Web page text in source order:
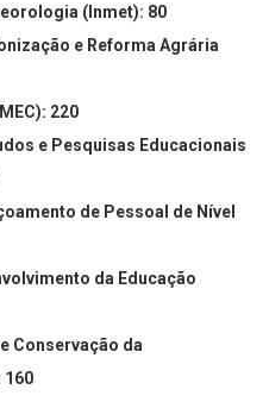
(Inmet): 80
e Reforma Agrária
220
e Pesquisas Educacionais
de Pessoal de Nível
da Educação
Conservação da
160